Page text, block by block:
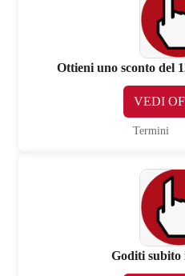
Ottieni uno sconto del
VEDI
Termini
Goditi subito